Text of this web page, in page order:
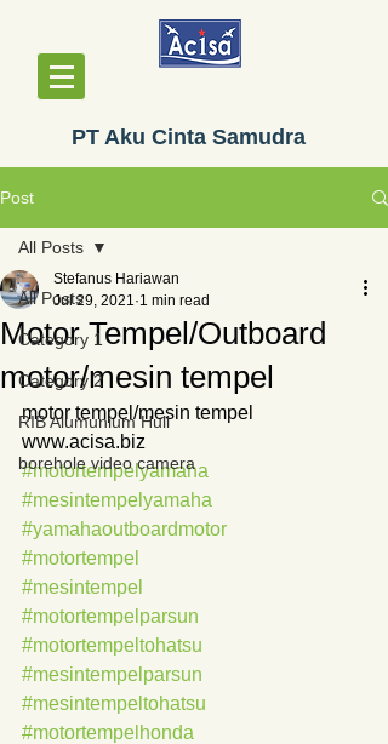
PT Aku Cinta Samudra
Post
All Posts
Category 1
Category 2
RIB Alumunium Hull
borehole video camera
All Posts
Motor Tempel/Outboard
motor/mesin tempel
Stefanus Hariawan
Jul 29, 2021 1 min read
motor tempel/mesin tempel
www.acisa.biz
#motortempelyamaha
#mesintempelyamaha
#yamahaoutboardmotor
#motortempel
#mesintempel
#motortempelparsun
#motortempeltohatsu
#mesintempelparsun
#mesintempeltohatsu
#motortempelhonda